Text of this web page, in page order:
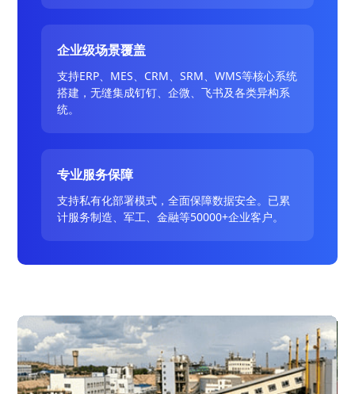
企业级场景覆盖
支持ERP、MES、CRM、SRM、WMS等核心系统
搭建，无缝集成钉钉、企微、飞书及各类异构系
统。
专业服务保障
支持私有化部署模式，全面保障数据安全。已累
计服务制造、军工、金融等50000+企业客户。